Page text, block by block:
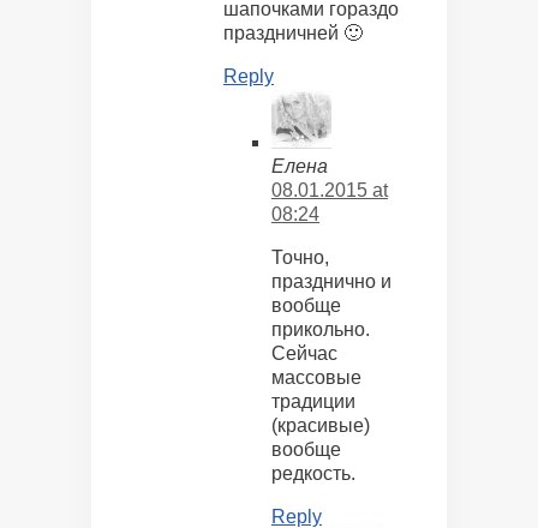
шапочками гораздо
праздничней 🙂
Reply
Елена
08.01.2015 at
08:24
Точно,
празднично и
вообще
прикольно.
Сейчас
массовые
традиции
(красивые)
вообще
редкость.
Reply